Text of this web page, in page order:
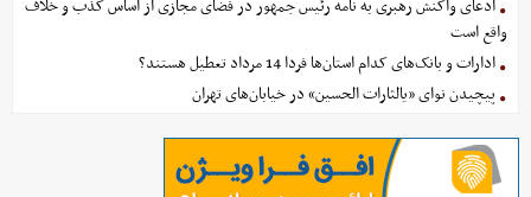
ادعای واکنش رهبری به نامه رئیس جمهور در فضای مجازی از اساس کذب و خلاف
واقع است
ادارات و بانک‌های کدام استان‌ها فردا 14 مرداد تعطیل هستند؟
پیچیدن نوای «یالثارات الحسین» در خیابان‌های تهران